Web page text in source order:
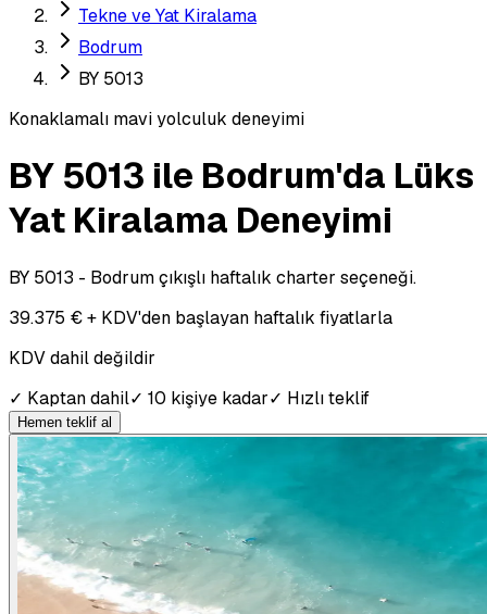
Tekne ve Yat Kiralama
Bodrum
BY 5013
Konaklamalı mavi yolculuk deneyimi
BY 5013 ile Bodrum'da Lüks
Yat Kiralama Deneyimi
BY 5013 - Bodrum çıkışlı haftalık charter seçeneği.
39.375 € + KDV'den başlayan haftalık fiyatlarla
KDV dahil değildir
✓ Kaptan dahil✓ 10 kişiye kadar✓ Hızlı teklif
Hemen teklif al